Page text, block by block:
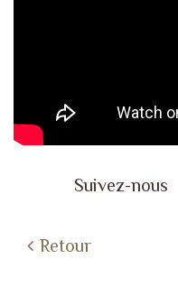
Suivez-nous
Retour